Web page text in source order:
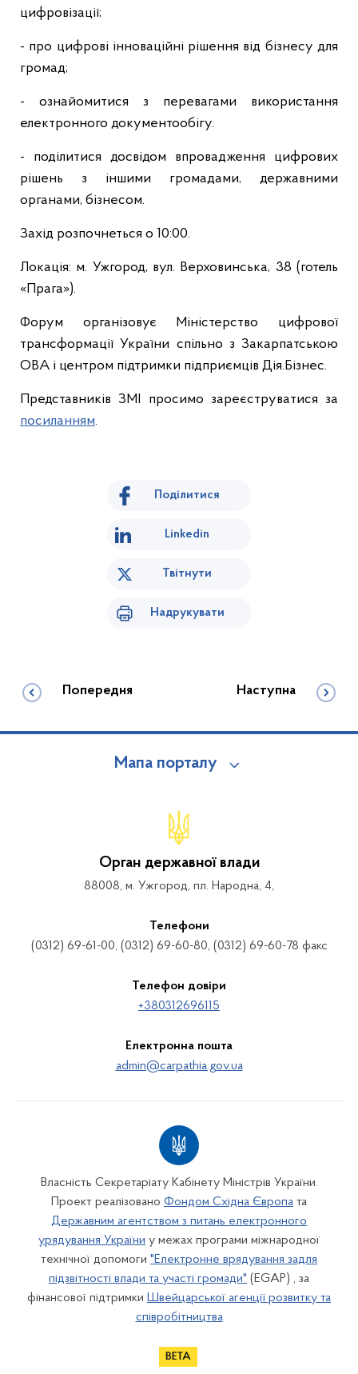
цифровізації;
- про цифрові інноваційні рішення від бізнесу для
громад;
- ознайомитися з перевагами використання
електронного документообігу.
- поділитися досвідом впровадження цифрових
рішень з іншими громадами, державними
органами, бізнесом.
Захід розпочнеться о 10:00.
Локація: м. Ужгород, вул. Верховинська, 38 (готель
«Прага»).
Форум організовує Міністерство цифрової
трансформації України спільно з Закарпатською
ОВА і центром підтримки підприємців Дія.Бізнес.
Представників ЗМІ просимо зареєструватися за
посиланням.
Поділитися
Linkedin
Твітнути
Надрукувати
Попередня Наступна
Мапа порталу
Орган державної влади
88008, м. Ужгород, пл. Народна, 4,
Телефони
(0312) 69-61-00, (0312) 69-60-80, (0312) 69-60-78 факс
Телефон довіри
+380312696115
Електронна пошта
admin@carpathia.gov.ua
Власність Секретаріату Кабінету Міністрів України.
Проект реалізовано Фондом Східна Європа та
Державним агентством з питань електронного
урядування України у межах програми міжнародної
технічної допомоги "Електронне врядування задля
підзвітності влади та участі громади" (EGAP) , за
фінансової підтримки Швейцарської агенції розвитку та
співробітництва